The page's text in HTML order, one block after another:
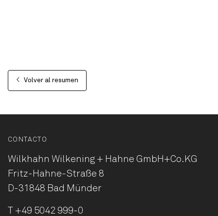
Volver al resumen
CONTACTO
Wilkhahn Wilkening + Hahne GmbH+Co.KG
Fritz-Hahne-Straße 8
D-31848 Bad Münder
+49 5042 999-0